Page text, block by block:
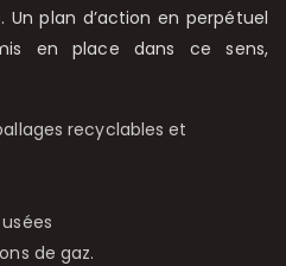
plan d’action en perpétuel
en place dans ce sens,
recyclables et
de gaz.